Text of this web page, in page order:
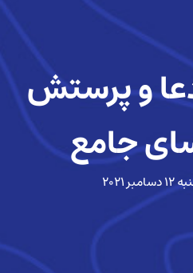
و پرستش
جامع
۲۰۲۱